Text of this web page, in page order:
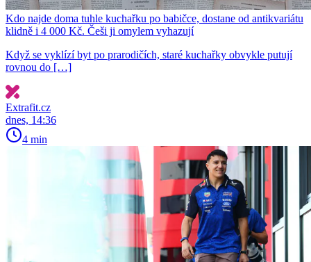
Kdo najde doma tuhle kuchařku po babičce, dostane od antikvariátu
klidně i 4 000 Kč. Češi ji omylem vyhazují
Když se vyklízí byt po prarodičích, staré kuchařky obvykle putují
rovnou do […]
Extrafit.cz
dnes, 14:36
4 min